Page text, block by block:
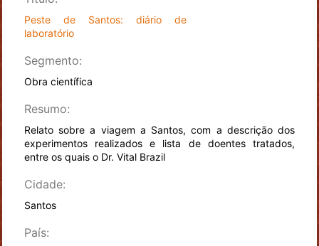
Peste de Santos: diário de
laboratório
Segmento:
Obra científica
Resumo:
Relato sobre a viagem a Santos, com a descrição dos
experimentos realizados e lista de doentes tratados,
entre os quais o Dr. Vital Brazil
Cidade:
Santos
País: